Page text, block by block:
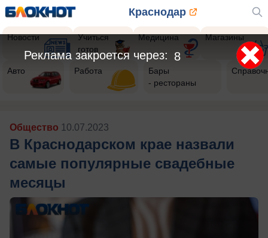
Краснодар
Новости
Учиться
готов
Медицина Магазины
Авто Работа
Бары
- рестораны
Общество 10.07.2023
В Краснодарском крае назвали
самые популярные свадебные
месяцы
5
Реклама закроется через: